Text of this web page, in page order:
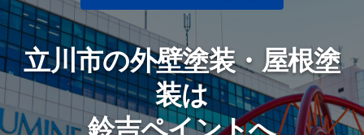
立川市の外壁塗装・屋根塗
装は